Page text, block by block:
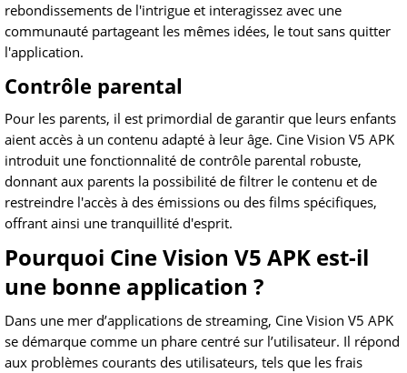
rebondissements de l'intrigue et interagissez avec une
communauté partageant les mêmes idées, le tout sans quitter
l'application.
Contrôle parental
Pour les parents, il est primordial de garantir que leurs enfants
aient accès à un contenu adapté à leur âge. Cine Vision V5 APK
introduit une fonctionnalité de contrôle parental robuste,
donnant aux parents la possibilité de filtrer le contenu et de
restreindre l'accès à des émissions ou des films spécifiques,
offrant ainsi une tranquillité d'esprit.
Pourquoi Cine Vision V5 APK est-il
une bonne application ?
Dans une mer d’applications de streaming, Cine Vision V5 APK
se démarque comme un phare centré sur l’utilisateur. Il répond
aux problèmes courants des utilisateurs, tels que les frais